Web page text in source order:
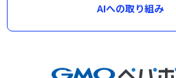
AIへの取り組み